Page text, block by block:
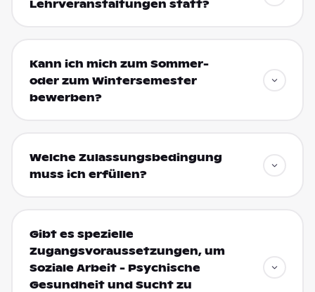
Lehrveranstaltungen statt?
Kann ich mich zum Sommer-
oder zum Wintersemester
bewerben?
Welche Zulassungsbedingung
muss ich erfüllen?
Gibt es spezielle
Zugangsvoraussetzungen, um
Soziale Arbeit - Psychische
Gesundheit und Sucht zu